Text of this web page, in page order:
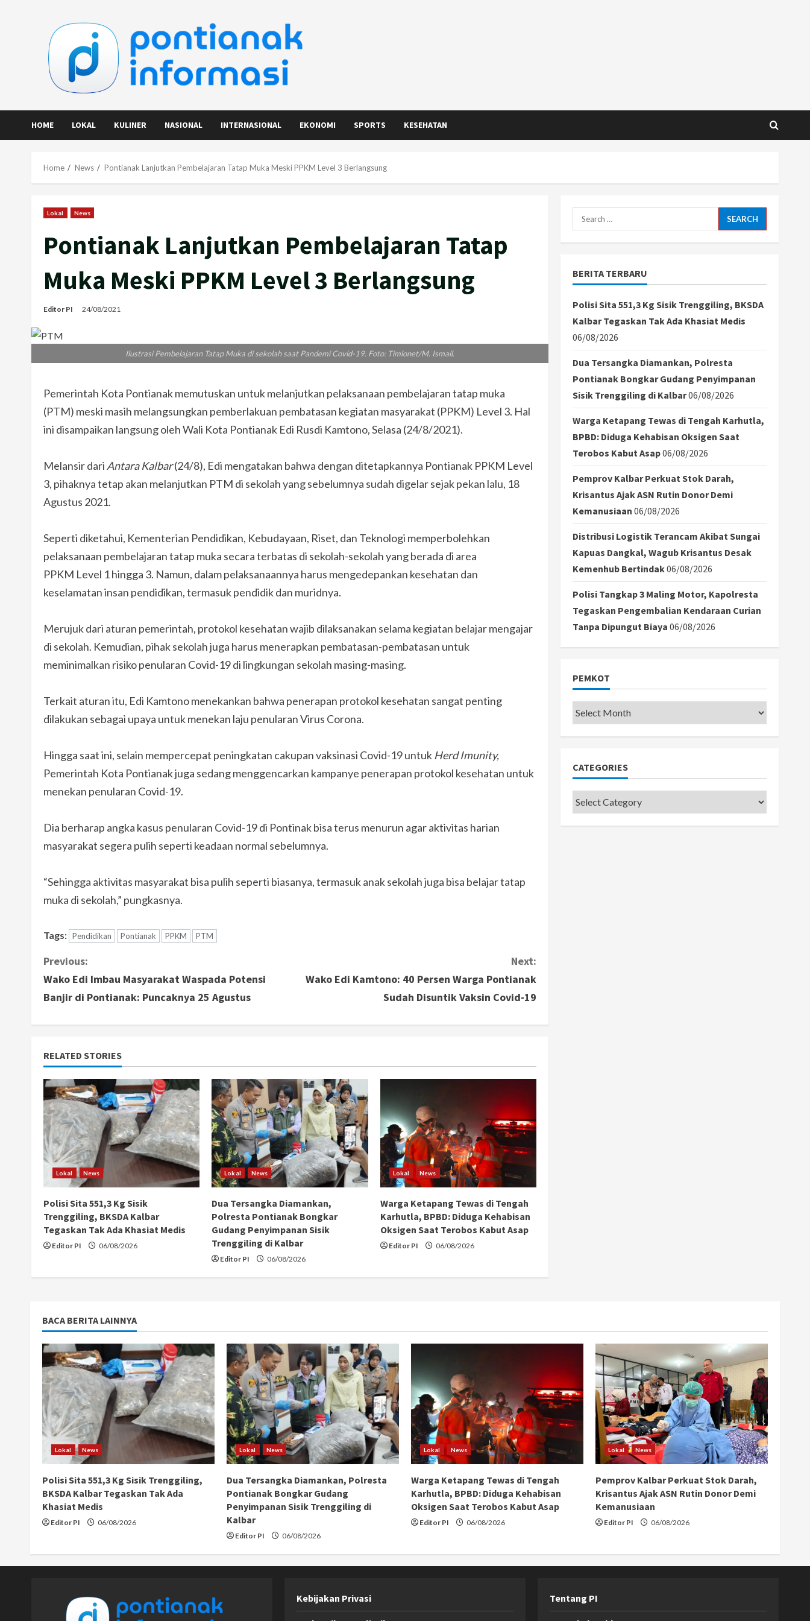
HOME LOKAL KULINER NASIONAL INTERNASIONAL EKONOMI SPORTS KESEHATAN
Home News Pontianak Lanjutkan Pembelajaran Tatap Muka Meski PPKM Level 3 Berlangsung
Lokal News
Pontianak Lanjutkan Pembelajaran Tatap
Muka Meski PPKM Level 3 Berlangsung
Editor PI 24/08/2021
Ilustrasi Pembelajaran Tatap Muka di sekolah saat Pandemi Covid-19. Foto: Timlonet/M. Ismail.
Pemerintah Kota Pontianak memutuskan untuk melanjutkan pelaksanaan pembelajaran tatap muka
(PTM) meski masih melangsungkan pemberlakuan pembatasan kegiatan masyarakat (PPKM) Level 3. Hal
ini disampaikan langsung oleh Wali Kota Pontianak Edi Rusdi Kamtono, Selasa (24/8/2021).
Melansir dari Antara Kalbar(24/8), Edi mengatakan bahwa dengan ditetapkannya Pontianak PPKM Level
3, pihaknya tetap akan melanjutkan PTM di sekolah yang sebelumnya sudah digelar sejak pekan lalu, 18
Agustus 2021.
Seperti diketahui, Kementerian Pendidikan, Kebudayaan, Riset, dan Teknologi memperbolehkan
pelaksanaan pembelajaran tatap muka secara terbatas di sekolah-sekolah yang berada di area
PPKM Level 1 hingga 3. Namun, dalam pelaksanaannya harus mengedepankan kesehatan dan
keselamatan insan pendidikan, termasuk pendidik dan muridnya.
Merujuk dari aturan pemerintah, protokol kesehatan wajib dilaksanakan selama kegiatan belajar mengajar
di sekolah. Kemudian, pihak sekolah juga harus menerapkan pembatasan-pembatasan untuk
meminimalkan risiko penularan Covid-19 di lingkungan sekolah masing-masing.
Terkait aturan itu, Edi Kamtono menekankan bahwa penerapan protokol kesehatan sangat penting
dilakukan sebagai upaya untuk menekan laju penularan Virus Corona.
Hingga saat ini, selain mempercepat peningkatan cakupan vaksinasi Covid-19 untuk Herd Imunity,
Pemerintah Kota Pontianak juga sedang menggencarkan kampanye penerapan protokol kesehatan untuk
menekan penularan Covid-19.
Dia berharap angka kasus penularan Covid-19 di Pontinak bisa terus menurun agar aktivitas harian
masyarakat segera pulih seperti keadaan normal sebelumnya.
“Sehingga aktivitas masyarakat bisa pulih seperti biasanya, termasuk anak sekolah juga bisa belajar tatap
muka di sekolah,” pungkasnya.
Tags: Pendidikan Pontianak PPKM PTM
C
o
i
n
u
e
R
e
a
d
g
Previous:
Wako Edi Imbau Masyarakat Waspada Potensi
Banjir di Pontianak: Puncaknya 25 Agustus
Next:
Wako Edi Kamtono: 40 Persen Warga Pontianak
Sudah Disuntik Vaksin Covid-19
RELATED STORIES
Lokal News
Polisi Sita 551,3 Kg Sisik
Trenggiling, BKSDA Kalbar
Tegaskan Tak Ada Khasiat Medis
Editor PI 06/08/2026
Lokal News
Dua Tersangka Diamankan,
Polresta Pontianak Bongkar
Gudang Penyimpanan Sisik
Trenggiling di Kalbar
Editor PI 06/08/2026
Lokal News
Warga Ketapang Tewas di Tengah
Karhutla, BPBD: Diduga Kehabisan
Oksigen Saat Terobos Kabut Asap
Editor PI 06/08/2026
Search
for:
BERITA TERBARU
Polisi Sita 551,3 Kg Sisik Trenggiling, BKSDA
Kalbar Tegaskan Tak Ada Khasiat Medis
06/08/2026
Dua Tersangka Diamankan, Polresta
Pontianak Bongkar Gudang Penyimpanan
Sisik Trenggiling di Kalbar06/08/2026
Warga Ketapang Tewas di Tengah Karhutla,
BPBD: Diduga Kehabisan Oksigen Saat
Terobos Kabut Asap06/08/2026
Pemprov Kalbar Perkuat Stok Darah,
Krisantus Ajak ASN Rutin Donor Demi
Kemanusiaan 06/08/2026
Distribusi Logistik Terancam Akibat Sungai
Kapuas Dangkal, Wagub Krisantus Desak
Kemenhub Bertindak06/08/2026
Polisi Tangkap 3 Maling Motor, Kapolresta
Tegaskan Pengembalian Kendaraan Curian
Tanpa Dipungut Biaya 06/08/2026
PEMKOT
Pemkot
CATEGORIES
Categories
BACA BERITA LAINNYA
Lokal News
Polisi Sita 551,3 Kg Sisik Trenggiling,
BKSDA Kalbar Tegaskan Tak Ada
Khasiat Medis
Editor PI 06/08/2026
Lokal News
Dua Tersangka Diamankan, Polresta
Pontianak Bongkar Gudang
Penyimpanan Sisik Trenggiling di
Kalbar
Editor PI 06/08/2026
Lokal News
Warga Ketapang Tewas di Tengah
Karhutla, BPBD: Diduga Kehabisan
Oksigen Saat Terobos Kabut Asap
Editor PI 06/08/2026
Lokal News
Pemprov Kalbar Perkuat Stok Darah,
Krisantus Ajak ASN Rutin Donor Demi
Kemanusiaan
Editor PI 06/08/2026
Kebijakan Privasi Tentang PI